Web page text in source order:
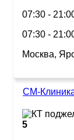
07:30 -
07:30 -
Москва,
СМ-
5